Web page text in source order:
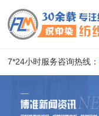
7*24小时服务咨询热线：